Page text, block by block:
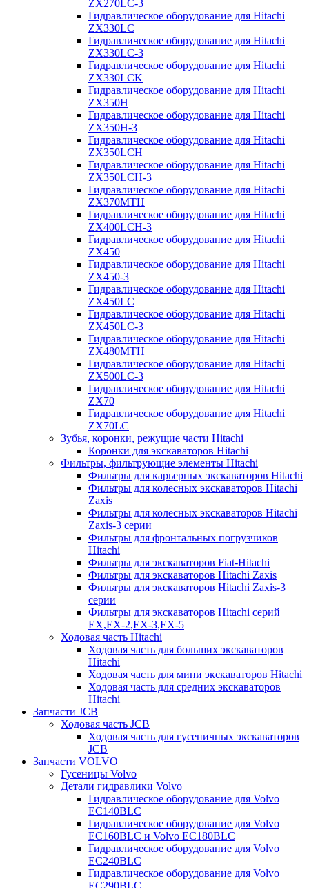
ZX270LC-3
Гидравлическое оборудование для Hitachi
ZX330LC
Гидравлическое оборудование для Hitachi
ZX330LC-3
Гидравлическое оборудование для Hitachi
ZX330LCK
Гидравлическое оборудование для Hitachi
ZX350H
Гидравлическое оборудование для Hitachi
ZX350H-3
Гидравлическое оборудование для Hitachi
ZX350LCH
Гидравлическое оборудование для Hitachi
ZX350LCH-3
Гидравлическое оборудование для Hitachi
ZX370MTH
Гидравлическое оборудование для Hitachi
ZX400LCH-3
Гидравлическое оборудование для Hitachi
ZX450
Гидравлическое оборудование для Hitachi
ZX450-3
Гидравлическое оборудование для Hitachi
ZX450LC
Гидравлическое оборудование для Hitachi
ZX450LC-3
Гидравлическое оборудование для Hitachi
ZX480MTH
Гидравлическое оборудование для Hitachi
ZX500LC-3
Гидравлическое оборудование для Hitachi
ZX70
Гидравлическое оборудование для Hitachi
ZX70LC
Зубья, коронки, режущие части Hitachi
Коронки для экскаваторов Hitachi
Фильтры, фильтрующие элементы Hitachi
Фильтры для карьерных экскаваторов Hitachi
Фильтры для колесных экскаваторов Hitachi
Zaxis
Фильтры для колесных экскаваторов Hitachi
Zaxis-3 серии
Фильтры для фронтальных погрузчиков
Hitachi
Фильтры для экскаваторов Fiat-Hitachi
Фильтры для экскаваторов Hitachi Zaxis
Фильтры для экскаваторов Hitachi Zaxis-3
серии
Фильтры для экскаваторов Hitachi серий
EX,EX-2,EX-3,EX-5
Ходовая часть Hitachi
Ходовая часть для больших экскаваторов
Hitachi
Ходовая часть для мини экскаваторов Hitachi
Ходовая часть для средних экскаваторов
Hitachi
Запчасти JCB
Ходовая часть JCB
Ходовая часть для гусеничных экскаваторов
JCB
Запчасти VOLVO
Гусеницы Volvo
Детали гидравлики Volvo
Гидравлическое оборудование для Volvo
EC140BLC
Гидравлическое оборудование для Volvo
EC160BLC и Volvo EC180BLC
Гидравлическое оборудование для Volvo
EC240BLC
Гидравлическое оборудование для Volvo
EC290BLC